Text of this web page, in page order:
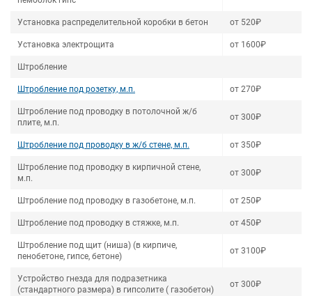
Установка распределительной коробки в бетон от 520₽
Установка электрощита от 1600₽
Штробление
Штробление под розетку, м.п. от 270₽
Штробление под проводку в потолочной ж/б
плите, м.п.
от 300₽
Штробление под проводку в ж/б стене, м.п. от 350₽
Штробление под проводку в кирпичной стене,
м.п.
от 300₽
Штробление под проводку в газобетоне, м.п. от 250₽
Штробление под проводку в стяжке, м.п. от 450₽
Штробление под щит (ниша) (в кирпиче,
пенобетоне, гипсе, бетоне)
от 3100₽
Устройство гнезда для подразетника
(стандартного размера) в гипсолите ( газобетон)
от 300₽